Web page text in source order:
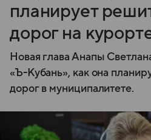
планирует
дорог на
Новая глава Анапы
«Ъ-Кубань», как она
дорог в муниципалитете.